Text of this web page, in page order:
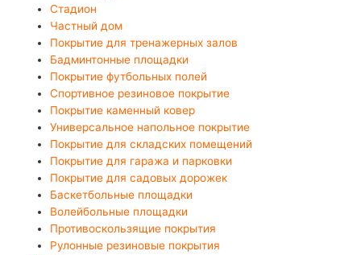
Стадион
Частный дом
Покрытие для тренажерных залов
Бадминтонные площадки
Покрытие футбольных полей
Спортивное резиновое покрытие
Покрытие каменный ковер
Универсальное напольное покрытие
Покрытие для складских помещений
Покрытие для гаража и парковки
Покрытие для садовых дорожек
Баскетбольные площадки
Волейбольные площадки
Противоскользящие покрытия
Рулонные резиновые покрытия